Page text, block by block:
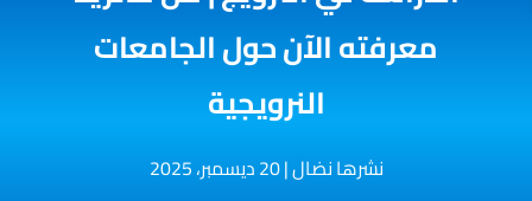
معرفته الآن حول الجامعات
النرويجية
نشرها نضال|20 ديسمبر، 2025